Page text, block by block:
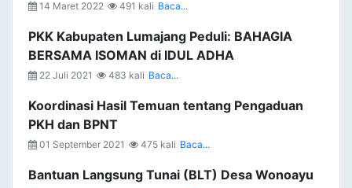
14 Maret 2022 491 kali Baca...
PKK Kabupaten Lumajang Peduli: BAHAGIA
BERSAMA ISOMAN di IDUL ADHA
22 Juli 2021 483 kali Baca...
Koordinasi Hasil Temuan tentang Pengaduan
PKH dan BPNT
01 September 2021 475 kali Baca...
Bantuan Langsung Tunai (BLT) Desa Wonoayu